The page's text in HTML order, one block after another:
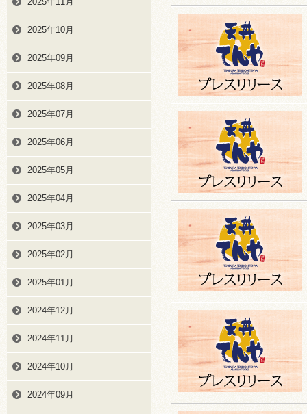
2025年10月
2025年09月
2025年08月
2025年07月
2025年06月
2025年05月
2025年04月
2025年03月
2025年02月
2025年01月
2024年12月
2024年11月
2024年10月
2024年09月